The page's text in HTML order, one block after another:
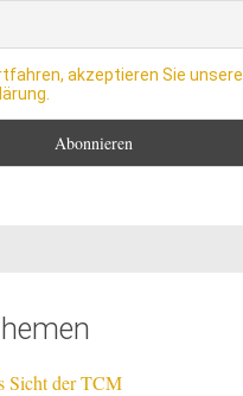
akzeptieren Sie unsere
Sicht der TCM